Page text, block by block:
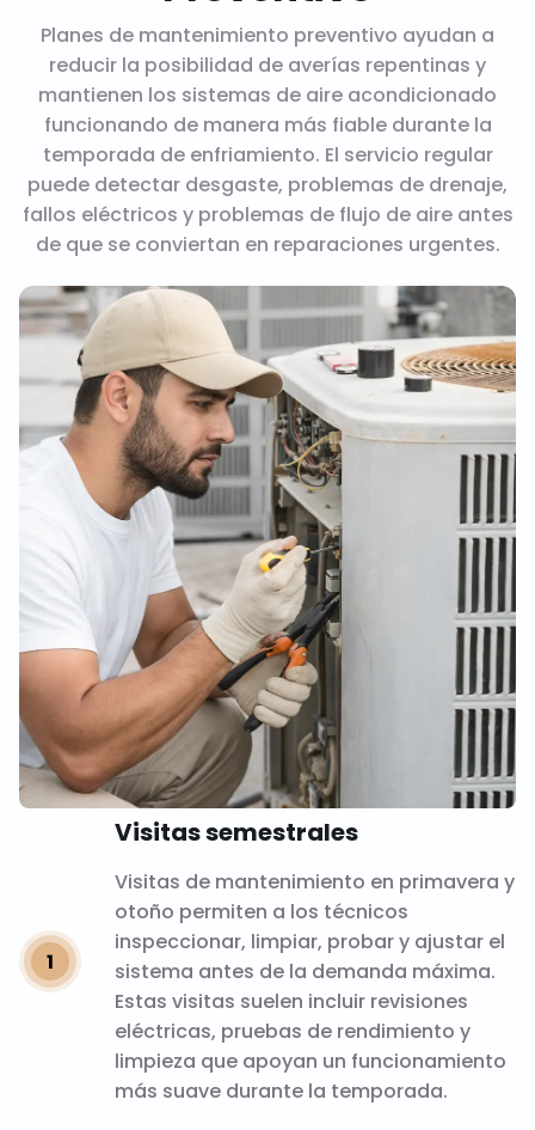
Planes de mantenimiento preventivo ayudan a
reducir la posibilidad de averías repentinas y
mantienen los sistemas de aire acondicionado
funcionando de manera más fiable durante la
temporada de enfriamiento. El servicio regular
puede detectar desgaste, problemas de drenaje,
fallos eléctricos y problemas de flujo de aire antes
de que se conviertan en reparaciones urgentes.
Visitas semestrales
Visitas de mantenimiento en primavera y
otoño permiten a los técnicos
inspeccionar, limpiar, probar y ajustar el
sistema antes de la demanda máxima.
Estas visitas suelen incluir revisiones
eléctricas, pruebas de rendimiento y
limpieza que apoyan un funcionamiento
más suave durante la temporada.